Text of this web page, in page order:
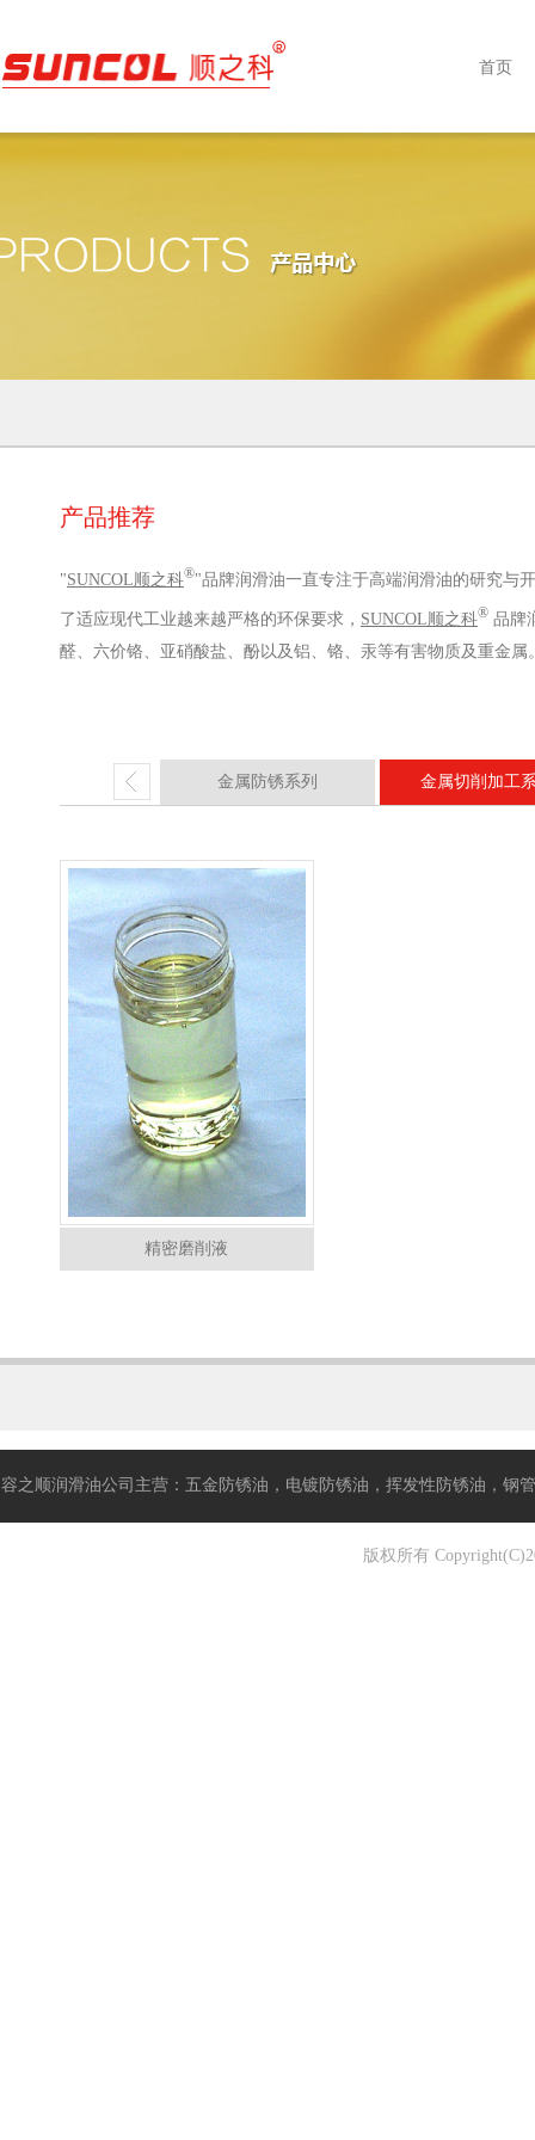
首页
产品推荐
"SUNCOL顺之科®"品牌润滑油一直专注于高端润滑油的研究与
了适应现代工业越来越严格的环保要求， SUNCOL顺之科® 品牌
醛、六价铬、亚硝酸盐、酚以及铝、铬、汞等有害物质及重金
金属防锈系列 金属切削加工
精密磨削液
容之顺润滑油公司主营：五金防锈油，电镀防锈油，挥发性防锈油，
油,拉伸油, 精密研磨油, 不锈钢攻
版权所有